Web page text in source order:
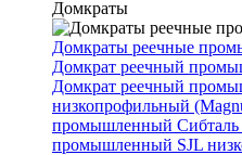
Домкраты
Домкраты реечные
Домкрат реечный
Домкрат реечный
низкопрофильный
промышленный Сибталь
промышленный SJL